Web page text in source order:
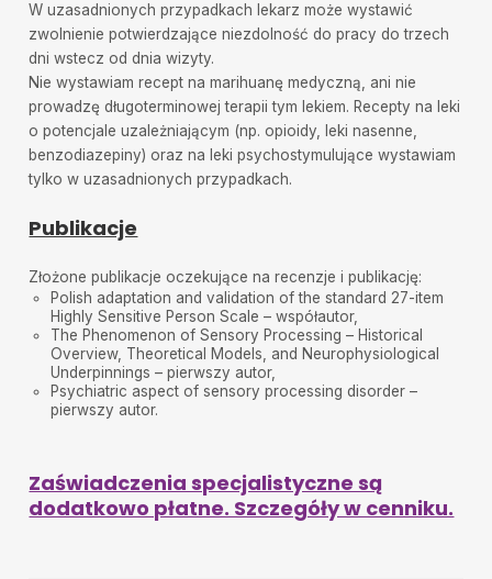
W uzasadnionych przypadkach lekarz może wystawić
zwolnienie potwierdzające niezdolność do pracy do trzech
dni wstecz od dnia wizyty.
Nie wystawiam recept na marihuanę medyczną, ani nie
prowadzę długoterminowej terapii tym lekiem. Recepty na leki
o potencjale uzależniającym (np. opioidy, leki nasenne,
benzodiazepiny) oraz na leki psychostymulujące wystawiam
tylko w uzasadnionych przypadkach.
Publikacje
Złożone publikacje oczekujące na recenzje i publikację:
Polish adaptation and validation of the standard 27-item
Highly Sensitive Person Scale – współautor,
The Phenomenon of Sensory Processing – Historical
Overview, Theoretical Models, and Neurophysiological
Underpinnings – pierwszy autor,
Psychiatric aspect of sensory processing disorder –
pierwszy autor.
Zaświadczenia specjalistyczne są
dodatkowo płatne. Szczegóły w cenniku.